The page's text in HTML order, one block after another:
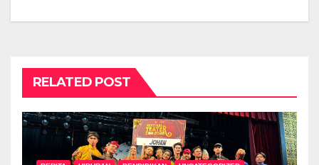
RELATED POST